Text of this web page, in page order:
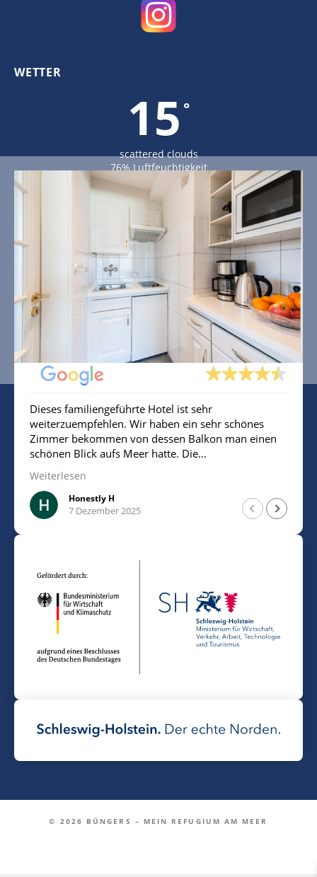
WETTER
15 °
scattered clouds
76% Luftfeuchtigkeit
Wind: 4m/s W
MAX C 15 • MIN C 15
FR
23° 28°
SO
Ausgezeichnete Bewertung
Basierend auf 98 Bewertungen
Dieses familiengeführte Hotel ist sehr
weiterzuempfehlen. Wir haben ein sehr schönes
Zimmer bekommen von dessen Balkon man einen
schönen Blick aufs Meer hatte. Die
Insgesamt sehr sauber. Man ist sehr nah am Strand
und kann für 10€ am Tag parken.
Weiterlesen
Honestly H
7 Dezember 2025
© 2026 BÜNGERS – MEIN REFUGIUM AM MEER